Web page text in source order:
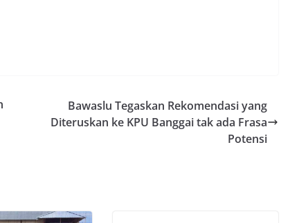
Bawaslu Tegaskan Rekomendasi yang
Diteruskan ke KPU Banggai tak ada Frasa
Potensi